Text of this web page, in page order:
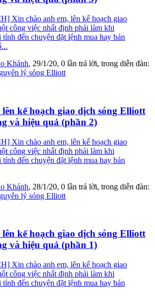
Xin chào anh em, lên kế hoạch giao
công việc nhất định phải làm khi
đến chuyện đặt lệnh mua hay bán
Khánh, 29/1/20, 0 lần trả lời, trong diễn đàn:
lý sóng Elliott
kế hoạch giao dịch sóng Elliott
và hiệu quả (phần 2)
Xin chào anh em, lên kế hoạch giao
công việc nhất định phải làm khi
đến chuyện đặt lệnh mua hay bán
Khánh, 28/1/20, 0 lần trả lời, trong diễn đàn:
lý sóng Elliott
kế hoạch giao dịch sóng Elliott
và hiệu quả (phần 1)
Xin chào anh em, lên kế hoạch giao
công việc nhất định phải làm khi
đến chuyện đặt lệnh mua hay bán